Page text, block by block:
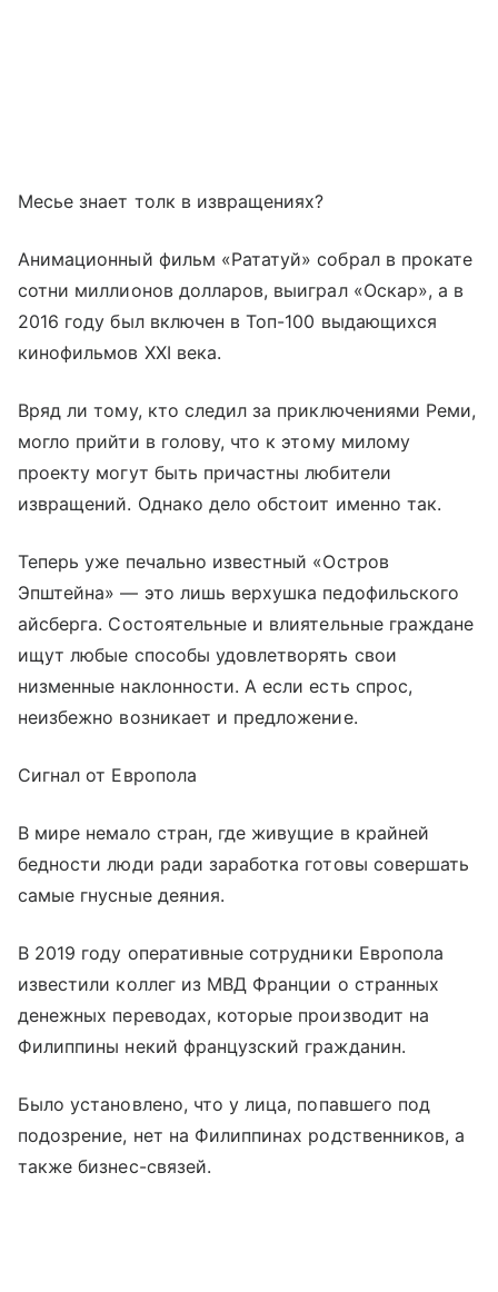
Месье знает толк в извращениях?
Анимационный фильм «Рататуй» собрал в прокате
сотни миллионов долларов, выиграл «Оскар», а в
2016 году был включен в Топ-100 выдающихся
кинофильмов XXI века.
Вряд ли тому, кто следил за приключениями Реми,
могло прийти в голову, что к этому милому
проекту могут быть причастны любители
извращений. Однако дело обстоит именно так.
Теперь уже печально известный «Остров
Эпштейна» — это лишь верхушка педофильского
айсберга. Состоятельные и влиятельные граждане
ищут любые способы удовлетворять свои
низменные наклонности. А если есть спрос,
неизбежно возникает и предложение.
Сигнал от Европола
В мире немало стран, где живущие в крайней
бедности люди ради заработка готовы совершать
самые гнусные деяния.
В 2019 году оперативные сотрудники Европола
известили коллег из МВД Франции о странных
денежных переводах, которые производит на
Филиппины некий французский гражданин.
Было установлено, что у лица, попавшего под
подозрение, нет на Филиппинах родственников, а
также бизнес-связей.